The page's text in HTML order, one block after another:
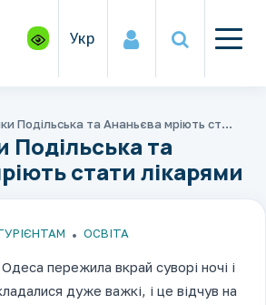
Укр
Випускники Подільська та Ананьєва мріють стати лікарями
Подільська та
стати лікарями
ОСВІТА
пережила вкрай суворі ночі і
дуже важкі, і це відчув на